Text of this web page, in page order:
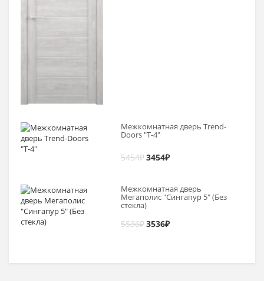
Межкомнатная дверь Trend-
Doоrs "Т-4"
5454₽3454₽
Межкомнатная дверь
Мегаполис "Сингапур 5" (Без
стекла)
5536₽3536₽